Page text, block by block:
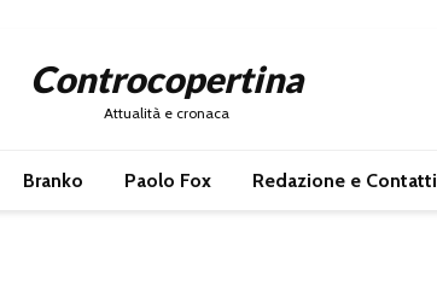
Controcopertina
Attualità e cronaca
Branko Paolo Fox Redazione e Contatti